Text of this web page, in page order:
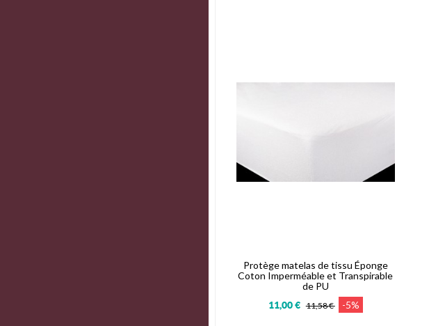
Protège matelas de tissu Éponge
Coton Imperméable et Transpirable
de PU
11,00 € 11,58 € -5%